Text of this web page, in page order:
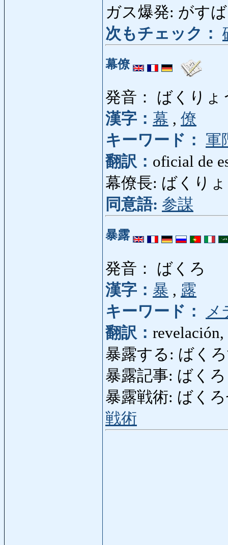
ガス爆発: がす
次もチェック：
幕僚
発音： ばくりょ
漢字： 幕 , 僚
キーワード： 軍
翻訳： oficial de
幕僚長: ばくり
同意語: 参謀
暴露
発音： ばくろ
漢字： 暴 , 露
キーワード：
メ
翻訳：
暴露する: ばく
暴露記事: ばく
暴露戦術: ばくろ
戦術